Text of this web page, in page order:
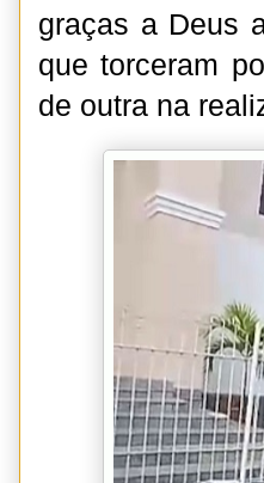
graças a Deus
que torceram
de outra na